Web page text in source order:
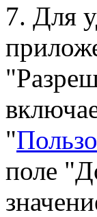
7. Для
"
поле